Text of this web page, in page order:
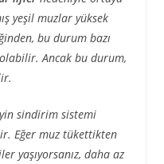
yeşil muzlar yüksek
bu durum bazı
Ancak bu durum,
sindirim sistemi
Eğer muz tükettikten
yaşıyorsanız, daha az